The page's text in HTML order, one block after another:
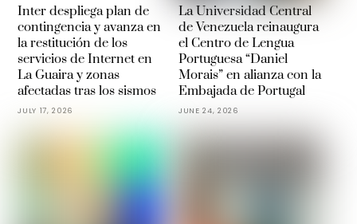
Inter despliega plan de
contingencia y avanza en
la restitución de los
servicios de Internet en
La Guaira y zonas
afectadas tras los sismos
JULY 17, 2026
La Universidad Central
de Venezuela reinaugura
el Centro de Lengua
Portuguesa “Daniel
Morais” en alianza con la
Embajada de Portugal
JUNE 24, 2026